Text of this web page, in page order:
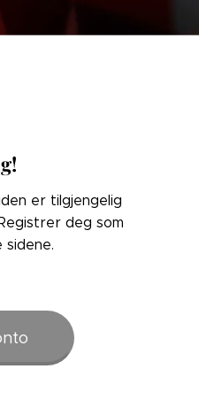
er tilgjengelig
deg som
sidene.